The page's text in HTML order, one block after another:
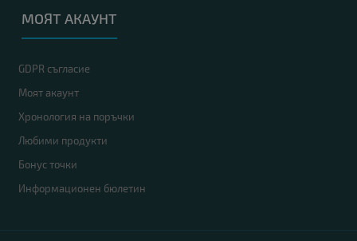
МОЯТ АКАУНТ
GDPR съгласие
Моят акаунт
Хронология на поръчки
Любими продукти
Бонус точки
Информационен бюлетин